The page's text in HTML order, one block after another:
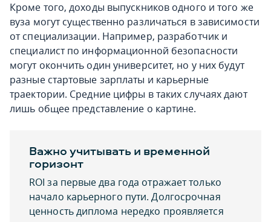
Кроме того, доходы выпускников одного и того же
вуза могут существенно различаться в зависимости
от специализации. Например, разработчик и
специалист по информационной безопасности
могут окончить один университет, но у них будут
разные стартовые зарплаты и карьерные
траектории. Средние цифры в таких случаях дают
лишь общее представление о картине.
Важно учитывать и временной
горизонт
ROI за первые два года отражает только
начало карьерного пути. Долгосрочная
ценность диплома нередко проявляется